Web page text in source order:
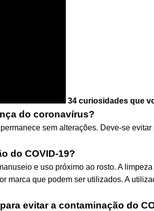
34 curiosidades que
do coronavírus?
sem alterações. Deve-se
do COVID-19?
e uso próximo ao rosto. A
marca que podem ser utilizados. A
evitar a contaminação do